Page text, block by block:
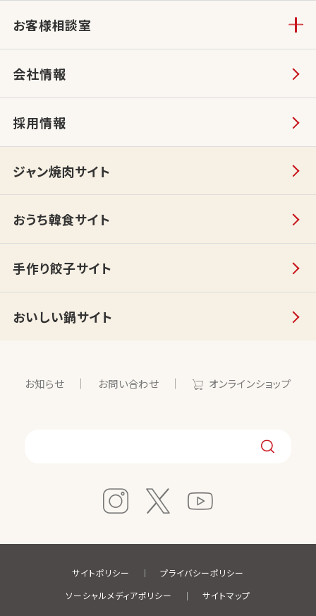
お客様相談室
会社情報
採用情報
ジャン焼肉サイト
おうち韓食サイト
手作り餃子サイト
おいしい鍋サイト
お知らせ お問い合わせ オンラインショップ
サイトポリシー
プライバシーポリシー
ソーシャルメディアポリシー
サイトマップ